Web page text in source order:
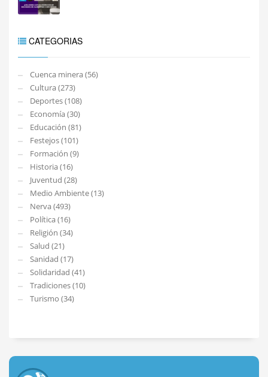
CATEGORIAS
Cuenca minera (56)
Cultura (273)
Deportes (108)
Economía (30)
Educación (81)
Festejos (101)
Formación (9)
Historia (16)
Juventud (28)
Medio Ambiente (13)
Nerva (493)
Política (16)
Religión (34)
Salud (21)
Sanidad (17)
Solidaridad (41)
Tradiciones (10)
Turismo (34)